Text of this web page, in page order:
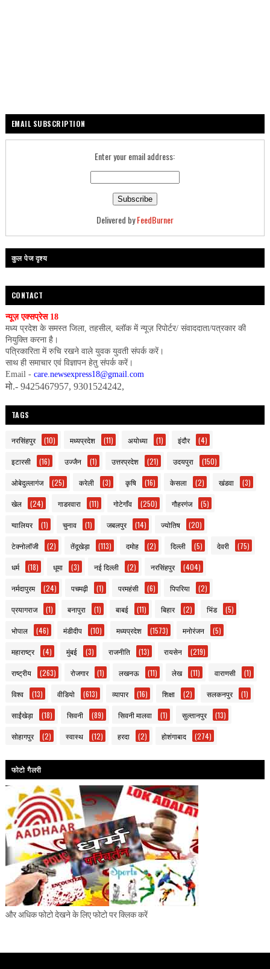
EMAIL SUBSCRIPTION
Enter your email address:
Delivered byFeedBurner
कुल पेज दृश्य
CONTACT
न्यूज़ एक्सप्रेस 18
मध्य प्रदेश के समस्त जिला, तहसील, ब्लॉक में न्यूज़ रिपोर्टर/ संवाददाता/पत्रकार की
नियुक्ति करना है।
पत्रिकारिता में रुचि रखने वाले युवक युवती संपर्क करें।
साथ ही समाचार एवं विज्ञापन हेतु संपर्क करें।
Email - care.newsexpress18@gmail.com
मो.- 9425467957, 9301524242,
TAGS
नरसिंहपुर (10) मध्यप्रदेश (11) अयोध्या (1) इंदौर (4)
इटारसी (16) उज्जैन (1) उत्तरप्रदेश (21) उदयपुरा (150)
ओबेदुल्लागंज (25) करेली (3) कृषि (16) केसला (2) खंडवा (3)
खेल (24) गाडरवारा (11) गोटेगाँव (250) गौहरगंज (5)
ग्वालियर (1) चुनाव (1) जबलपुर (14) ज्योतिष (20)
टेक्नोलॉजी (2) तेंदूखेड़ा (113) दमोह (2) दिल्ली (5) देवरी (75)
धर्म (18) धूमा (3) नई दिल्ली (2) नरसिंहपुर (404)
नर्मदापुरम (24) पचमढ़ी (1) परमहंसी (6) पिपरिया (2)
प्रयागराज (1) बनापुरा (1) बाबई (11) बिहार (2) भिंड (5)
भोपाल (46) मंडीदीप (10) मध्यप्रदेश (1573) मनोरंजन (5)
महाराष्ट्र (4) मुंबई (3) राजनीति (13) रायसेन (219)
राष्ट्रीय (263) रोजगार (1) लखनऊ (11) लेख (11) वाराणसी (1)
विश्व (13) वीडियो (613) व्यापार (16) शिक्षा (2) सलकनपुर (1)
साईंखेड़ा (18) सिवनी (89) सिवनी मालवा (1) सुल्तानपुर (13)
सोहागपुर (2) स्वास्थ (12) हरदा (2) होशंगाबाद (274)
फोटो गैलरी
और अधिक फोटो देखने के लिए फोटो पर क्लिक करें